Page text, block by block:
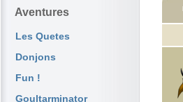
Aventures
Les Quetes
Donjons
Fun !
Goultarminator